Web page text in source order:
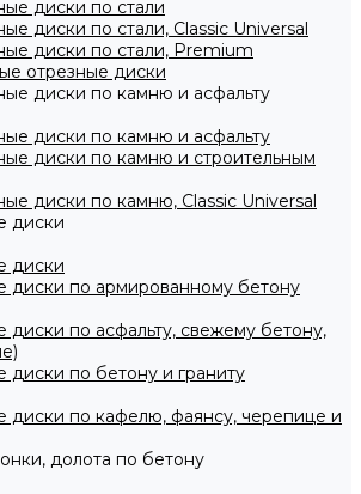
диски по стали
диски по стали, Classic Universal
диски по стали, Premium
отрезные диски
диски по камню и асфальту
диски по камню и асфальту
диски по камню и строительным
диски по камню, Classic Universal
диски
диски
диски по армированному бетону
диски по асфальту, свежему бетону,
диски по бетону и граниту
диски по кафелю, фаянсу, черепице и
долота по бетону